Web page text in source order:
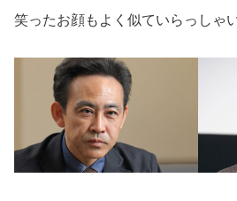
笑ったお顔もよく似ていらっしゃ